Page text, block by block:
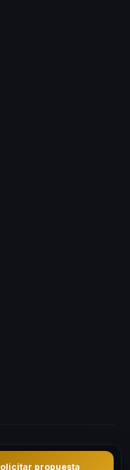
propuesta
en Colombia.